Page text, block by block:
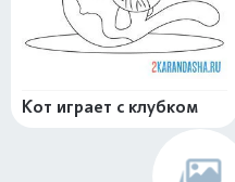
Кот играет с клубком